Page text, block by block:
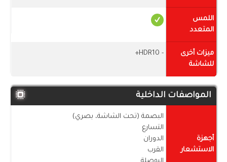
اللمس
المتعدد
ميزات أخرى
للشاشة
- HDR10+
المواصفات الداخلية
أجهزة
الاستشعار
البصمة (تحت الشاشة، بصري)
التسارع
الدوران
القرب